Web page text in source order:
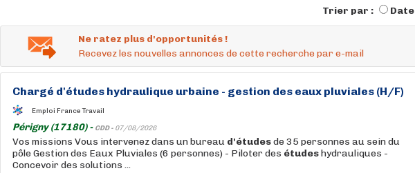
Trier par : Date
Ne ratez plus d'opportunités !
Recevez les nouvelles annonces de cette recherche par e-mail
Chargé d'études hydraulique urbaine - gestion des eaux pluviales (H/F)
Emploi France Travail
Périgny (17180) - CDD - 07/08/2026
Vos missions Vous intervenez dans un bureau d'étudesde 35 personnes au sein du
pôle Gestion des Eaux Pluviales (6 personnes) - Piloter des étudeshydrauliques -
Concevoir des solutions ...